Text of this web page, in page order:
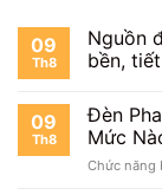
09
Th8
Nguồn
bền,
09
Th8
Đèn
Mức
Chức năng